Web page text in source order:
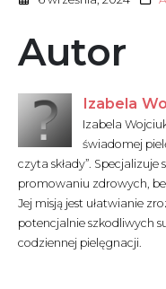
Autor
Izabela
Izabela
świadomej
czyta składy”.
promowaniu zdrowych,
Jej misją jest ułatwianie
potencjalnie szkodliwych
codziennej pielęgnacji.